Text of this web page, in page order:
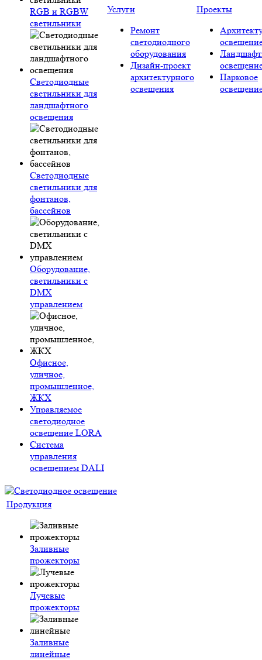
RGB и RGBW
светильники
Светодиодные
светильники для
ландшафтного
освещения
Светодиодные
светильники для
фонтанов,
бассейнов
Оборудование,
светильники с
DMX
управлением
Офисное,
уличное,
промышленное,
ЖКХ
Управляемое
светодиодное
освещение LORA
Система
управления
освещением DALI
Услуги
Ремонт
светодиодного
оборудования
Дизайн-проект
архитектурного
освещения
Проекты
Парковое
Продукция
Заливные
прожекторы
Лучевые
прожекторы
Заливные
линейные